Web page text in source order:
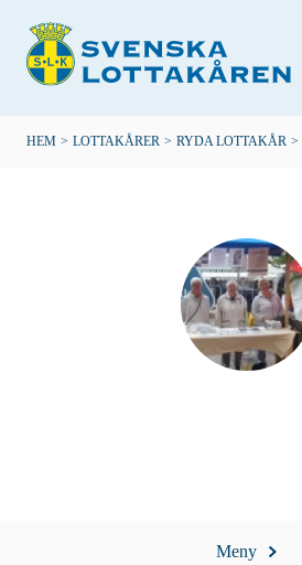
huvudinnehåll
Länkstig
HEM > LOTTAKÅRER > RYDA LOTTAKÅR >
Meny